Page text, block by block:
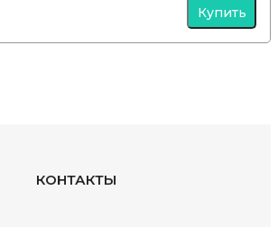
Купить
КОНТАКТЫ